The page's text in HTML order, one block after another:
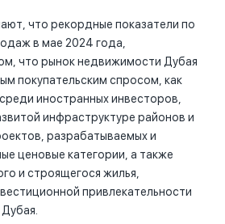
что рекордные показатели по
в мае 2024 года,
что рынок недвижимости Дубая
покупательским спросом, как
иностранных инвесторов,
инфраструктуре районов и
разрабатываемых и
ценовые категории, а также
и строящегося жилья,
привлекательности